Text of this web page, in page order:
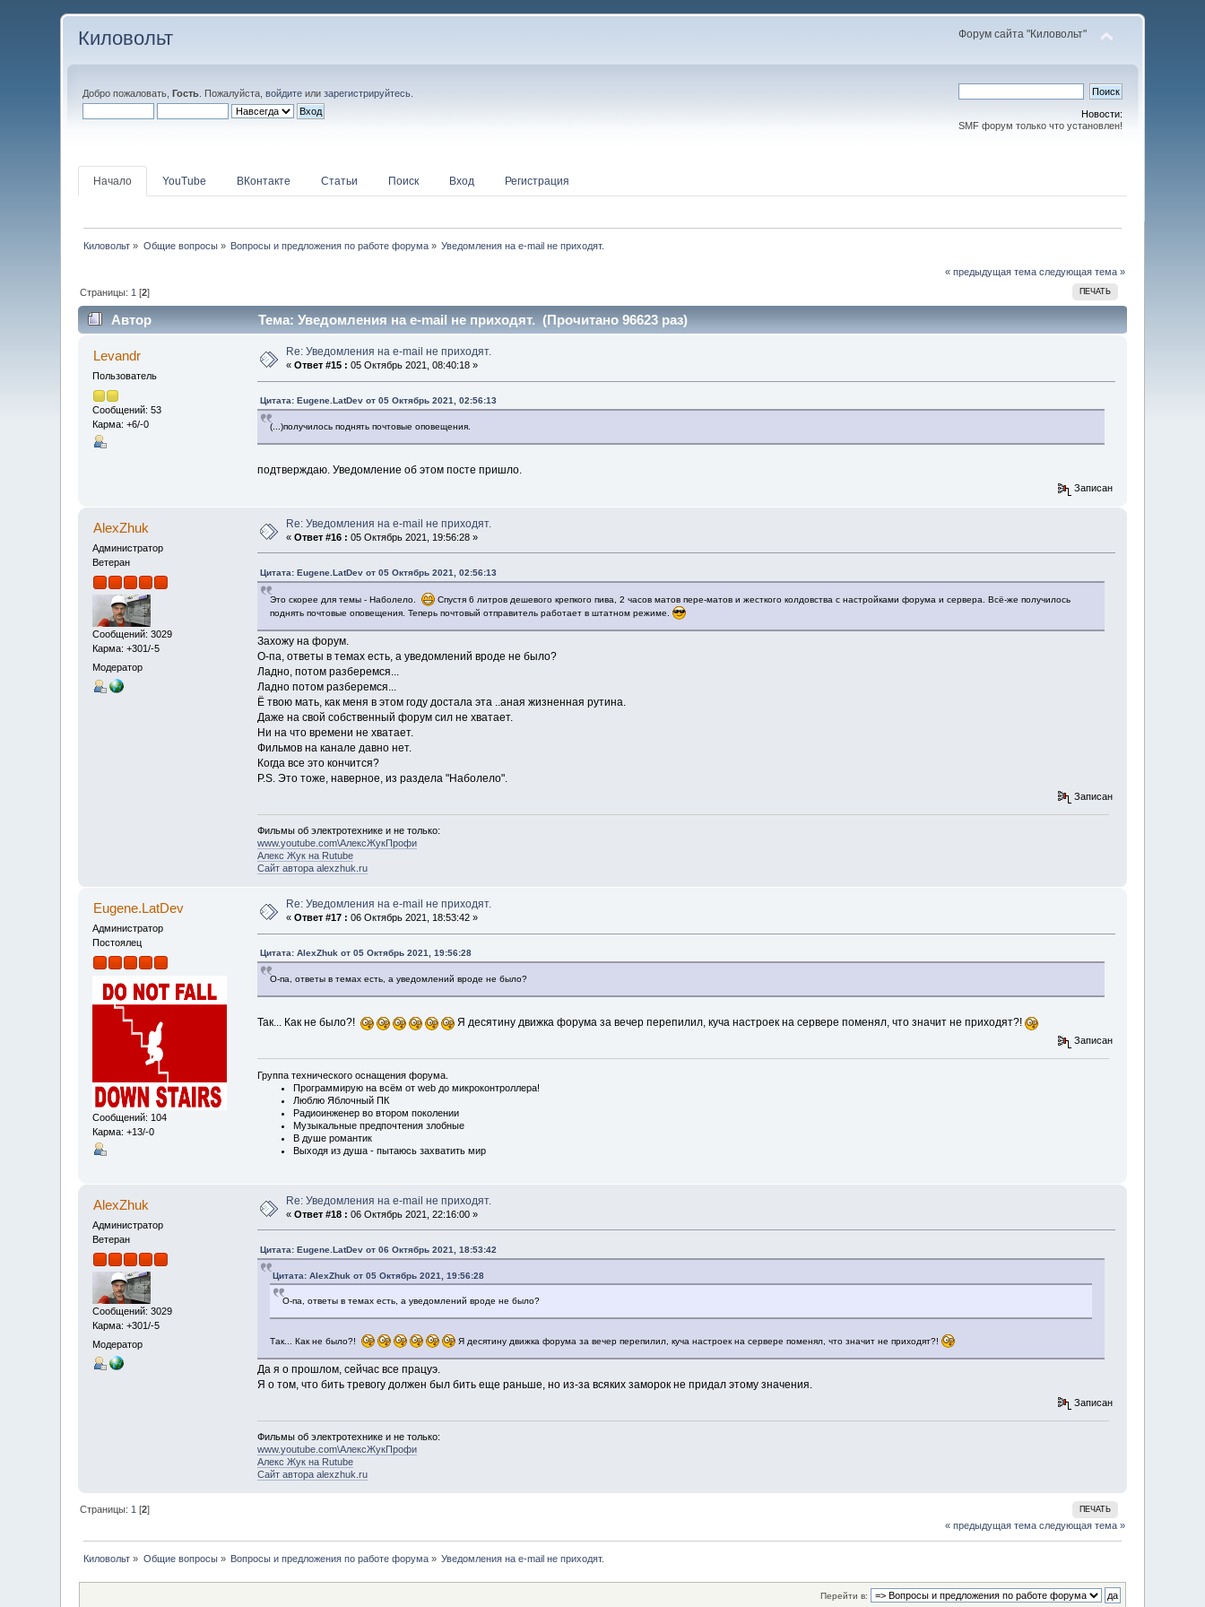
Киловольт Форум сайта "Киловольт"
Добро пожаловать,Гость . Пожалуйста,войдите илизарегистрируйтесь
Новости:
SMF форум только что установлен!
Начало YouTube ВКонтакте Статьи Поиск Вход Регистрация
Киловольт » Общие вопросы» Вопросы и предложения по работе форума » Уведомления на e-mail не приходят.
« предыдущая тема следующая тема »
ПЕЧАТЬ
Страницы: 1 [2]
Автор Тема: Уведомления на e-mail не приходят. (Прочитано 96623 раз)
Levandr
Пользователь
Сообщений: 53
Карма: +6/-0
Re: Уведомления на e-mail не приходят.
«Ответ #15 : 05 Октябрь 2021, 08:40:18 »
Цитата: Eugene.LatDev от 05 Октябрь 2021, 02:56:13
(...)получилось поднять почтовые оповещения.
подтверждаю. Уведомление об этом посте пришло.
Записан
AlexZhuk
Администратор
Ветеран
Сообщений: 3029
Карма: +301/-5
Модератор
Re: Уведомления на e-mail не приходят.
«Ответ #16 : 05 Октябрь 2021, 19:56:28 »
Цитата: Eugene.LatDev от 05 Октябрь 2021, 02:56:13
Это скорее для темы - Наболело.
Спустя 6 литров дешевого крепкого пива, 2 часов матов пере-матов и жесткого колдовства с настройками форума и сервера. Всё-же получилось
поднять почтовые оповещения. Теперь почтовый отправитель работает в штатном режиме.
Захожу на форум.
О-па, ответы в темах есть, а уведомлений вроде не было?
Ладно, потом разберемся...
Ладно потом разберемся...
Ё твою мать, как меня в этом году достала эта ..аная жизненная рутина.
Даже на свой собственный форум сил не хватает.
Ни на что времени не хватает.
Фильмов на канале давно нет.
Когда все это кончится?
P.S. Это тоже, наверное, из раздела "Наболело".
Записан
Фильмы об электротехнике и не только:
www.youtube.com\АлексЖукПрофи
Алекс Жук на Rutube
Сайт автора alexzhuk.ru
Eugene.LatDev
Администратор
Постоялец
Сообщений: 104
Карма: +13/-0
Re: Уведомления на e-mail не приходят.
«Ответ #17 : 06 Октябрь 2021, 18:53:42 »
Цитата: AlexZhuk от 05 Октябрь 2021, 19:56:28
О-па, ответы в темах есть, а уведомлений вроде не было?
Так... Как не было?! Я десятину движка форума за вечер перепилил, куча настроек на сервере поменял, что значит не приходят?!
Записан
Группа технического оснащения форума.
Программирую на всём от web до микроконтроллера!
Люблю Яблочный ПК
Радиоинженер во втором поколении
Музыкальные предпочтения злобные
В душе романтик
Выходя из душа - пытаюсь захватить мир
AlexZhuk
Администратор
Ветеран
Сообщений: 3029
Карма: +301/-5
Модератор
Re: Уведомления на e-mail не приходят.
«Ответ #18 : 06 Октябрь 2021, 22:16:00 »
Цитата: Eugene.LatDev от 06 Октябрь 2021, 18:53:42
Цитата: AlexZhuk от 05 Октябрь 2021, 19:56:28
О-па, ответы в темах есть, а уведомлений вроде не было?
Так... Как не было?! Я десятину движка форума за вечер перепилил, куча настроек на сервере поменял, что значит не приходят?!
Да я о прошлом, сейчас все працуэ.
Я о том, что бить тревогу должен был бить еще раньше, но из-за всяких заморок не придал этому значения.
Записан
Фильмы об электротехнике и не только:
www.youtube.com\АлексЖукПрофи
Алекс Жук на Rutube
Сайт автора alexzhuk.ru
ПЕЧАТЬ
Страницы: 1 [2]
« предыдущая тема следующая тема »
Киловольт » Общие вопросы» Вопросы и предложения по работе форума » Уведомления на e-mail не приходят.
Перейти в: